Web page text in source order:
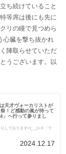
ち続けていること
等席は後にも先に
リの瞳で見つめら
心臓を撃ち抜かれ
陣取らせていただ
うございます。以
天才ヴォーカリストが
！ど感動の嵐が待って
へ行って参りまし
しております<(_ _)>※「ラ
2024.12.17